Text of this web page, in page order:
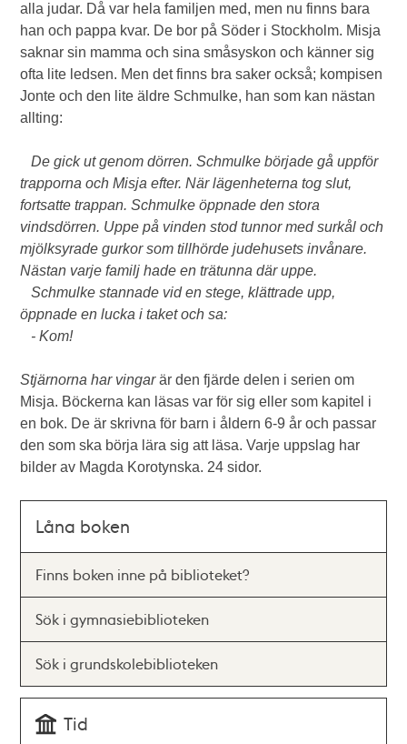
alla judar. Då var hela familjen med, men nu finns bara
han och pappa kvar. De bor på Söder i Stockholm. Misja
saknar sin mamma och sina småsyskon och känner sig
ofta lite ledsen. Men det finns bra saker också; kompisen
Jonte och den lite äldre Schmulke, han som kan nästan
allting:
De gick ut genom dörren. Schmulke började gå uppför
trapporna och Misja efter. När lägenheterna tog slut,
fortsatte trappan. Schmulke öppnade den stora
vindsdörren. Uppe på vinden stod tunnor med surkål och
mjölksyrade gurkor som tillhörde judehusets invånare.
Nästan varje familj hade en trätunna där uppe.
Schmulke stannade vid en stege, klättrade upp,
öppnade en lucka i taket och sa:
- Kom!
Stjärnorna har vingarär den fjärde delen i serien om
Misja. Böckerna kan läsas var för sig eller som kapitel i
en bok. De är skrivna för barn i åldern 6-9 år och passar
den som ska börja lära sig att läsa. Varje uppslag har
bilder av Magda Korotynska. 24 sidor.
Låna boken
Finns boken inne på biblioteket?
Sök i gymnasiebiblioteken
Sök i grundskolebiblioteken
Tid